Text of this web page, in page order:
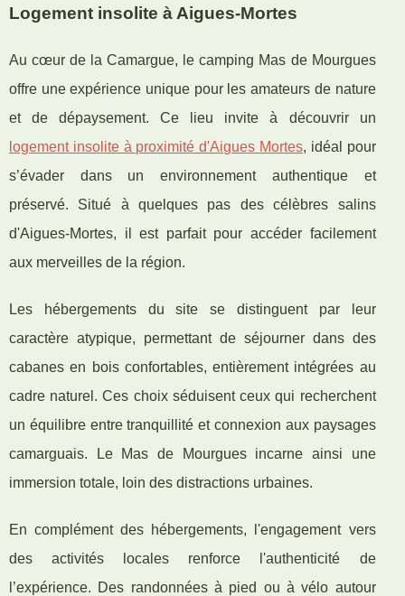
Logement insolite à Aigues-Mortes
Au cœur de la Camargue, le camping Mas de Mourgues
offre une expérience unique pour les amateurs de nature
et de dépaysement. Ce lieu invite à découvrir un
logement insolite à proximité d'Aigues Mortes, idéal pour
s’évader dans un environnement authentique et
préservé. Situé à quelques pas des célèbres salins
d'Aigues-Mortes, il est parfait pour accéder facilement
aux merveilles de la région.
Les hébergements du site se distinguent par leur
caractère atypique, permettant de séjourner dans des
cabanes en bois confortables, entièrement intégrées au
cadre naturel. Ces choix séduisent ceux qui recherchent
un équilibre entre tranquillité et connexion aux paysages
camarguais. Le Mas de Mourgues incarne ainsi une
immersion totale, loin des distractions urbaines.
En complément des hébergements, l'engagement vers
des activités locales renforce l'authenticité de
l’expérience. Des randonnées à pied ou à vélo autour